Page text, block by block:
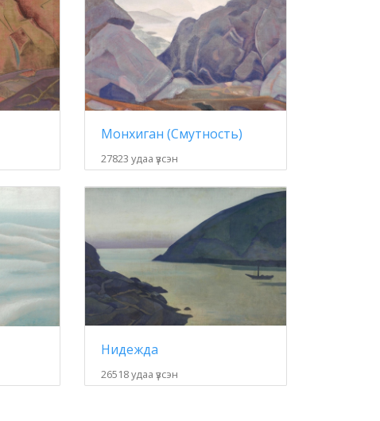
Монхиган (Смутность)
27823 удаа үзсэн
Нидежда
26518 удаа үзсэн